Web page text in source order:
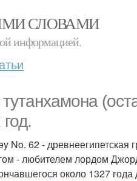
СЛОВАМИ
информацией.
No. 62 - древнеегипетская
- любителем лордом
около 1327 года